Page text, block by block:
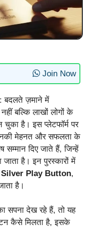
Join Now
: बदलते ज़माने में
बल्कि लाखों लोगों के
चुका है। इस प्लेटफॉर्म पर
मेहनत और सफलता के
दिए जाते हैं, जिन्हें
है। इन पुरस्कारों में
Silver Play Button,
है।
सपना देख रहे हैं, तो यह
कैसे मिलता है, इसके